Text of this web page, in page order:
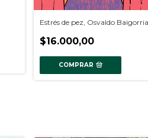
Estrés de pez, Osvaldo Baigorria
$16.000,00
COMPRAR